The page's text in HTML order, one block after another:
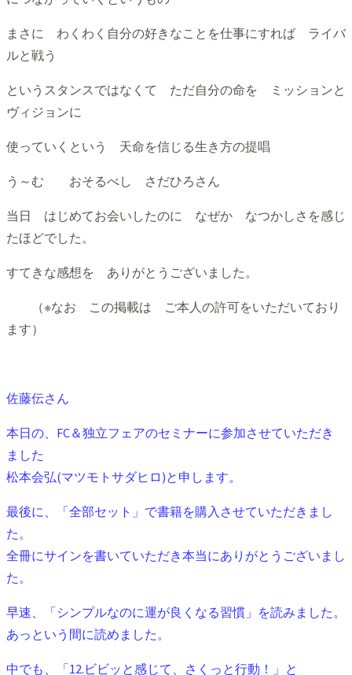
まさに わくわく自分の好きなことを仕事にすれば ライバ
ルと戦う
というスタンスではなくて ただ自分の命を ミッションと
ヴィジョンに
使っていくという 天命を信じる生き方の提唱
う～む おそるべし さだひろさん
当日 はじめてお会いしたのに なぜか なつかしさを感じ
たほどでした。
すてきな感想を ありがとうございました。
（※なお この掲載は ご本人の許可をいただいており
ます）
佐藤伝さん
本日の、FC＆独立フェアのセミナーに参加させていただき
ました
松本会弘(マツモトサダヒロ)と申します。
最後に、「全部セット」で書籍を購入させていただきまし
た。
全冊にサインを書いていただき本当にありがとうございまし
た。
早速、「シンプルなのに運が良くなる習慣」を読みました。
あっという間に読めました。
中でも、「12.ビビッと感じて、さくっと行動！」と